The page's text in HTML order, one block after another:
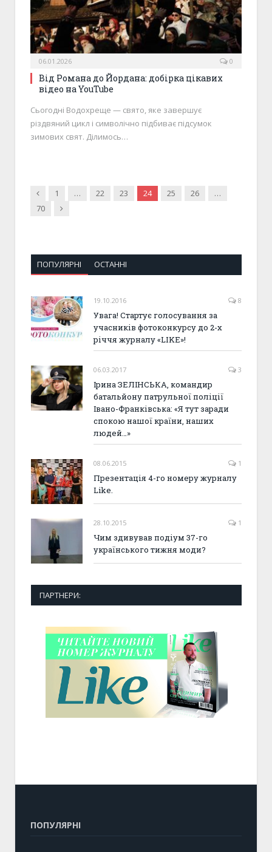
06.01.2026 0
Від Романа до Йордана: добірка цікавих
відео на YouTube
Сьогодні Водохреще — свято, яке завершує
різдвяний цикл і символічно підбиває підсумок
зимових свят. Ділимось…
Previous
1 … 22 23 24 25 26
…
70
Next
ПОПУЛЯРНІ ОСТАННІ
19.10.2016 8
Увага! Стартує голосування за
учасників фотоконкурсу до 2-х
річчя журналу «LIKE»!
06.03.2017 3
Ірина ЗЕЛІНСЬКА, командир
батальйону патрульної поліції
Івано-Франківська: «Я тут заради
спокою нашої країни, наших
людей…»
08.06.2015 1
Презентація 4-го номеру журналу
Like.
28.10.2015 1
Чим здивував подіум 37-го
українського тижня моди?
ПАРТНЕРИ:
ПОПУЛЯРНІ